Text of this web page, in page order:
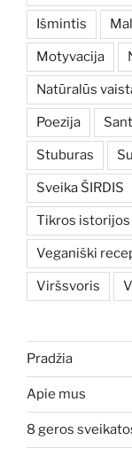
Išmintis
Motyvacija
Natūralūs
Poezija
Stuburas
Sveika ŠIRDIS
Tikros istorijos
Veganiški
Viršsvoris
Pradžia
Apie mus
8 geros